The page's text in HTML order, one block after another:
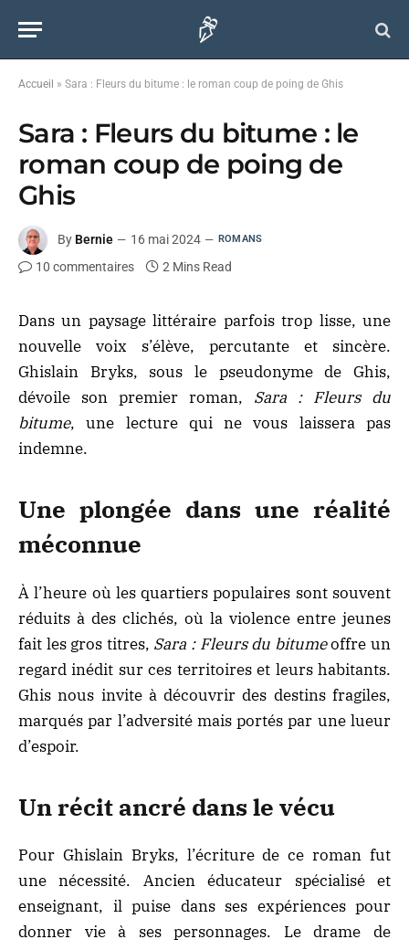
Accueil » Sara : Fleurs du bitume : le roman coup de poing de Ghis
Sara : Fleurs du bitume : le
roman coup de poing de
Ghis
By Bernie 16 mai 2024 ROMANS
10 commentaires 2 Mins Read
Dans un paysage littéraire parfois trop lisse, une
nouvelle voix s’élève, percutante et sincère.
Ghislain Bryks, sous le pseudonyme de Ghis,
dévoile son premier roman, Sara : Fleurs du
bitume, une lecture qui ne vous laissera pas
indemne.
Une plongée dans une réalité
méconnue
À l’heure où les quartiers populaires sont souvent
réduits à des clichés, où la violence entre jeunes
fait les gros titres, Sara : Fleurs du bitumeoffre un
regard inédit sur ces territoires et leurs habitants.
Ghis nous invite à découvrir des destins fragiles,
marqués par l’adversité mais portés par une lueur
d’espoir.
Un récit ancré dans le vécu
Pour Ghislain Bryks, l’écriture de ce roman fut
une nécessité. Ancien éducateur spécialisé et
enseignant, il puise dans ses expériences pour
donner vie à ses personnages. Le drame de